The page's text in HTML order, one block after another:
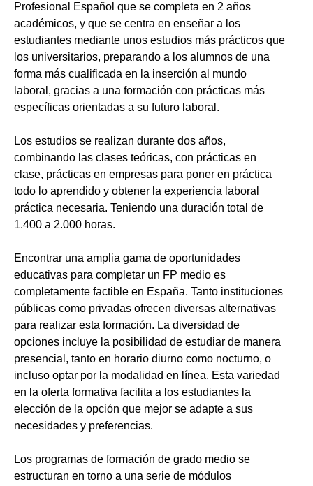
Profesional Español que se completa en 2 años
académicos, y que se centra en enseñar a los
estudiantes mediante unos estudios más prácticos que
los universitarios, preparando a los alumnos de una
forma más cualificada en la inserción al mundo
laboral, gracias a una formación con prácticas más
específicas orientadas a su futuro laboral.
Los estudios se realizan durante dos años,
combinando las clases teóricas, con prácticas en
clase, prácticas en empresas para poner en práctica
todo lo aprendido y obtener la experiencia laboral
práctica necesaria. Teniendo una duración total de
1.400 a 2.000 horas.
Encontrar una amplia gama de oportunidades
educativas para completar un FP medio es
completamente factible en España. Tanto instituciones
públicas como privadas ofrecen diversas alternativas
para realizar esta formación. La diversidad de
opciones incluye la posibilidad de estudiar de manera
presencial, tanto en horario diurno como nocturno, o
incluso optar por la modalidad en línea. Esta variedad
en la oferta formativa facilita a los estudiantes la
elección de la opción que mejor se adapte a sus
necesidades y preferencias.
Los programas de formación de grado medio se
estructuran en torno a una serie de módulos